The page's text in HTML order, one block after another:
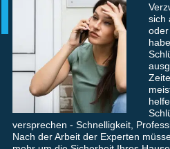
sich
versprechen - Schnelligkeit,
Nach der Arbeit der Experten